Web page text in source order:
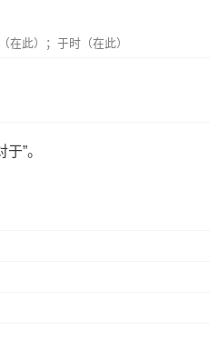
在此）；于时（在此）
于”。